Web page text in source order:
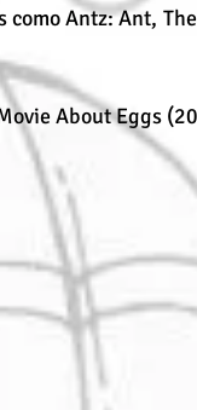
Antz: Ant,
About Eggs